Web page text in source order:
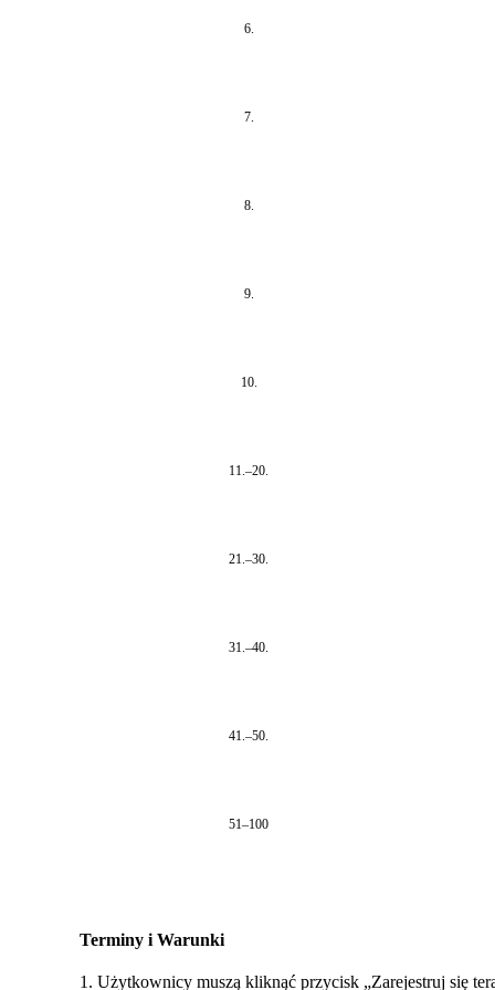
6.
7.
8.
9.
10.
11.–20.
21.–30.
31.–40.
41.–50.
51–100
Terminy i Warunki
1. Użytkownicy muszą kliknąć przycisk „Zarejestruj się